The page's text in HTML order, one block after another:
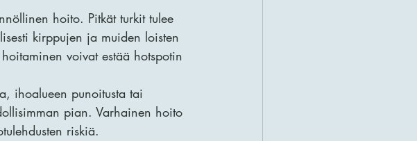
hoito. Pitkät turkit tulee
kirppujen ja muiden loisten
voivat estää hotspotin
ihoalueen punoitusta tai
pian. Varhainen hoito
riskiä.